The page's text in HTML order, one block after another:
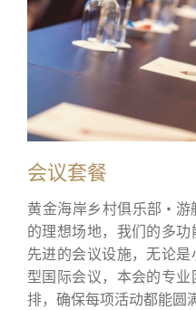
会议套餐
黄金海岸乡村俱乐部 •
的理想场地，我们的多
先进的会议设施，无论
型国际会议，本会的专
排，确保每项活动都能圆
信息: